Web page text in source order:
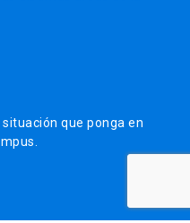
que ponga en